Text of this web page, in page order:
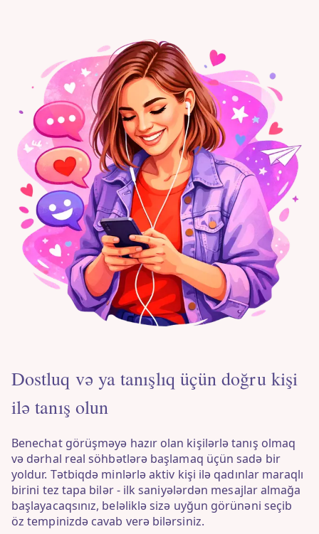
Dostluq və ya tanışlıq üçün doğru kişi
ilə tanış olun
Benechat görüşməyə hazır olan kişilərlə tanış olmaq
və dərhal real söhbətlərə başlamaq üçün sadə bir
yoldur. Tətbiqdə minlərlə aktiv kişi ilə qadınlar maraqlı
birini tez tapa bilər - ilk saniyələrdən mesajlar almağa
başlayacaqsınız, beləliklə sizə uyğun görünəni seçib
öz tempinizdə cavab verə bilərsiniz.